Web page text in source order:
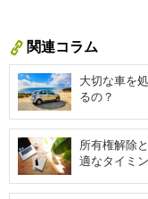
関連コラム
大切な車を
るの？
所有権解除
適なタイミ